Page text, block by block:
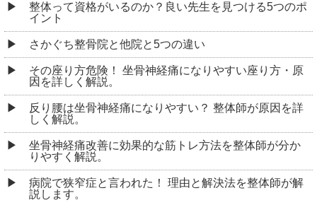
整体って資格がいるのか？良い先生を見つける5つのポ
イント
さかぐち整骨院と他院と5つの違い
その座り方危険！ 坐骨神経痛になりやすい座り方・原
因を詳しく解説。
反り腰は坐骨神経痛になりやすい？ 整体師が原因を詳
しく解説。
坐骨神経痛改善に効果的な筋トレ方法を整体師が分か
りやすく解説。
病院で狭窄症と言われた！ 理由と解決法を整体師が解
説します。